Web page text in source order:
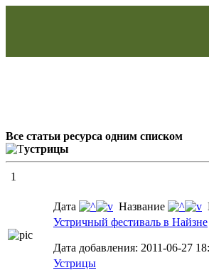
Все статьи ресурса одним списком
устрицы
1
Дата Название
Устричный фестиваль в Найзне
Дата добавления: 2011-06-27
Устрицы